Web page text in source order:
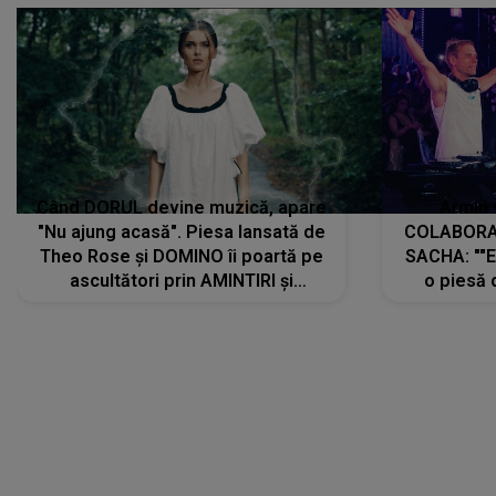
Când DORUL devine muzică, apare
"Nu ajung acasă". Piesa lansată de
Theo Rose și DOMINO îi poartă pe
ascultători prin AMINTIRI și
SACHA:
o piesă